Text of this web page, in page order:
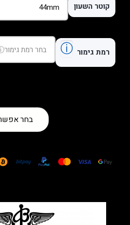
קוטר השעון
רמת גימור ⓘ
Endurance
בחר